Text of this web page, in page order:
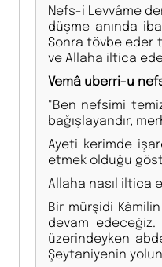
Nefs-i Levvâme
düşme anında
Sonra tövbe eder
ve Allaha iltica
Vemâ uberri-u
"Ben nefsimi
bağışlayandır,
Ayeti kerimde
etmek olduğu
Allaha nasıl iltica
Bir mürşidi
devam
üzerindeyken
Şeytaniyenin